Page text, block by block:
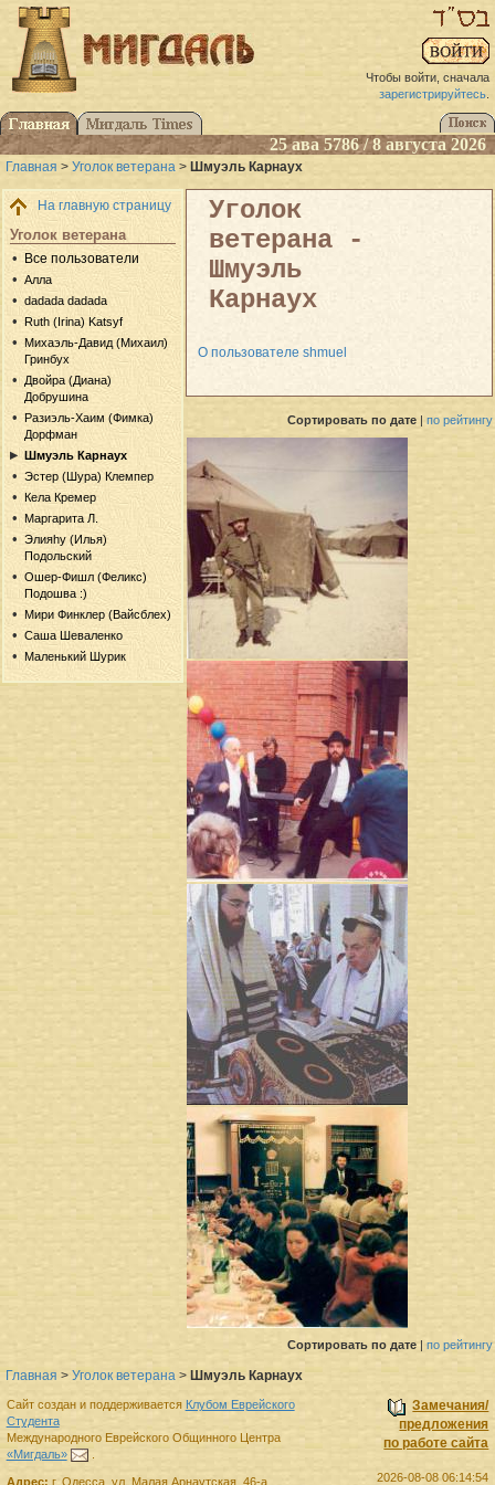
Чтобы войти, сначала
зарегистрируйтесь.
25 ава 5786 / 8 августа 2026
Главная > Уголок ветерана > Шмуэль Карнаух
На главную страницу
Уголок ветерана
Все пользователи
Алла
dadada dadada
Ruth (Irina) Katsyf
Михаэль-Давид (Михаил)
Гринбух
Двойра (Диана)
Добрушина
Разиэль-Хаим (Фимка)
Дорфман
Шмуэль Карнаух
Эстер (Шура) Клемпер
Кела Кремер
Маргарита Л.
Элияhу (Илья)
Подольский
Ошер-Фишл (Феликс)
Подошва :)
Мири Финклер (Вайсблех)
Саша Шеваленко
Маленький Шурик
Уголок
ветерана -
Шмуэль
Карнаух
О пользователе shmuel
Сортировать по дате | по рейтингу
Сортировать по дате | по рейтингу
Главная > Уголок ветерана > Шмуэль Карнаух
Замечания/
предложения
по работе сайта
2026-08-08 06:14:54
Сайт создан и поддерживается Клубом Еврейского
Студента
Международного Еврейского Общинного Центра
«Мигдаль»
.
Адрес: г. Одесса, ул. Малая Арнаутская, 46-а.